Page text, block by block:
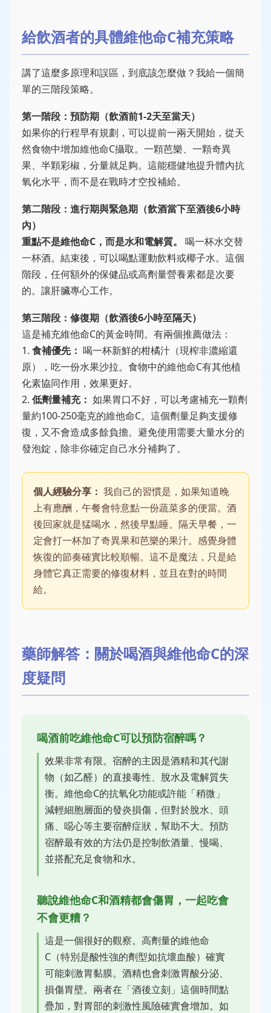
給飲酒者的具體維他命C補充策略
講了這麼多原理和誤區，到底該怎麼做？我給一個簡
單的三階段策略。
第一階段：預防期（飲酒前1-2天至當天）
如果你的行程早有規劃，可以提前一兩天開始，從天
然食物中增加維他命C攝取。一顆芭樂、一顆奇異
果、半顆彩椒，分量就足夠。這能穩健地提升體內抗
氧化水平，而不是在戰時才空投補給。
第二階段：進行期與緊急期（飲酒當下至酒後6小時
內）
重點不是維他命C，而是水和電解質。
喝一杯水交替
一杯酒。結束後，可以喝點運動飲料或椰子水。這個
階段，任何額外的保健品或高劑量營養素都是次要
的。讓肝臟專心工作。
第三階段：修復期（飲酒後6小時至隔天）
這是補充維他命C的黃金時間。有兩個推薦做法：
1. 食補優先： 喝一杯新鮮的柑橘汁（現榨非濃縮還
原），吃一份水果沙拉。食物中的維他命C有其他植
化素協同作用，效果更好。
2. 低劑量補充： 如果胃口不好，可以考慮補充一顆劑
量約100-250毫克的維他命C。這個劑量足夠支援修
復，又不會造成多餘負擔。避免使用需要大量水分的
發泡錠，除非你確定自己水分補夠了。
個人經驗分享： 我自己的習慣是，如果知道晚
上有應酬，午餐會特意點一份蔬菜多的便當。酒
後回家就是猛喝水，然後早點睡。隔天早餐，一
定會打一杯加了奇異果和芭樂的果汁。感覺身體
恢復的節奏確實比較順暢。這不是魔法，只是給
身體它真正需要的修復材料，並且在對的時間
給。
藥師解答：關於喝酒與維他命C的深
度疑問
喝酒前吃維他命C可以預防宿醉嗎？
效果非常有限。宿醉的主因是酒精和其代謝
物（如乙醛）的直接毒性、脫水及電解質失
衡。維他命C的抗氧化功能或許能「稍微」
減輕細胞層面的發炎損傷，但對於脫水、頭
痛、噁心等主要宿醉症狀，幫助不大。預防
宿醉最有效的方法仍是控制飲酒量、慢喝、
並搭配充足食物和水。
聽說維他命C和酒精都會傷胃，一起吃會
不會更糟？
這是一個很好的觀察。高劑量的維他命
C（特別是酸性強的劑型如抗壞血酸）確實
可能刺激胃黏膜。酒精也會刺激胃酸分泌、
損傷胃壁。兩者在「酒後立刻」這個時間點
疊加，對胃部的刺激性風險確實會增加。如